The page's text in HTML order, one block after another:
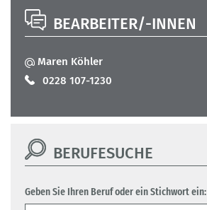
BEARBEITER/-INNEN
Maren Köhler
0228 107-1230
BERUFESUCHE
Geben Sie Ihren Beruf oder ein Stichwort ein: